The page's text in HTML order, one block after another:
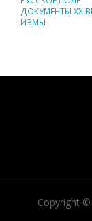
ДОКУМЕНТЫ XX
ИЗМЫ
Copyright ©